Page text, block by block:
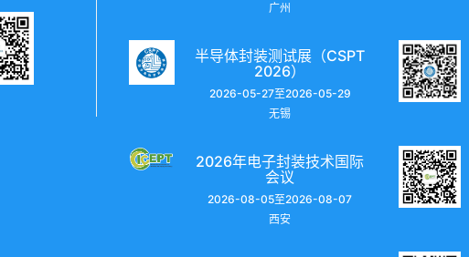
广州
半导体封装测试展（CSPT
2026）
2026-05-27至2026-05-29
无锡
2026年电子封装技术国际
会议
2026-08-05至2026-08-07
西安